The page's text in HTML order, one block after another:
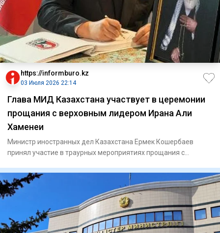
https://informburo.kz
03 Июля 2026 22:14
Глава МИД Казахстана участвует в церемонии
прощания с верховным лидером Ирана Али
Хаменеи
Министр иностранных дел Казахстана Ермек Кошербаев
принял участие в траурных мероприятиях прощания с